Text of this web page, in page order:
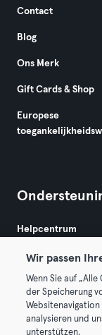
Contact
Blog
Ons Merk
Gift Cards & Shop
Europese
Helpcentrum
Algemene
Wir passen
Wenn Sie auf
der Speicherung
analysieren und
unterstützen.